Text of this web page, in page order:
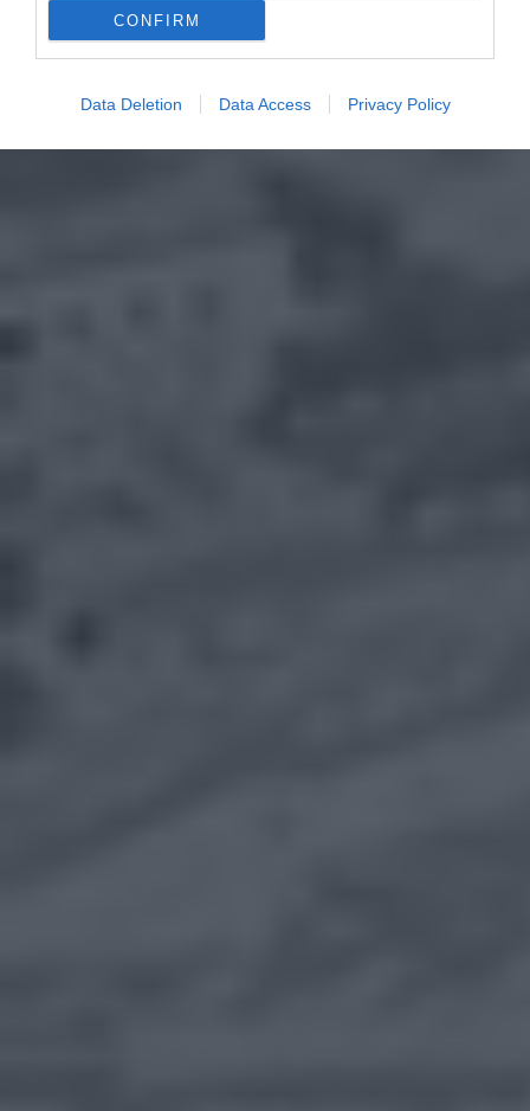
CONFIRM
Data Deletion Data Access Privacy Policy